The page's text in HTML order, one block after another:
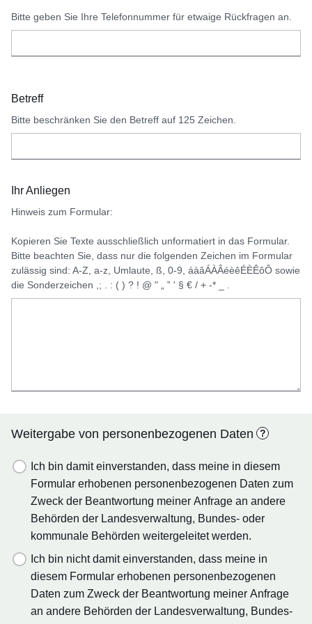
Bitte geben Sie Ihre Telefonnummer für etwaige Rückfragen an.
Betreff
Bitte beschränken Sie den Betreff auf 125 Zeichen.
Ihr Anliegen
Hinweis zum Formular:
Kopieren Sie Texte ausschließlich unformatiert in das Formular.
Bitte beachten Sie, dass nur die folgenden Zeichen im Formular
zulässig sind: A-Z, a-z, Umlaute, ß, 0-9, áàâÁÀÂéèêÉÈÊôÔ sowie
die Sonderzeichen ,; . : ( ) ? ! @ " „ ‟ ' § € / + -* _ .
Weitergabe von personenbezogenen Daten ?
Ich bin damit einverstanden, dass meine in diesem
Formular erhobenen personenbezogenen Daten zum
Zweck der Beantwortung meiner Anfrage an andere
Behörden der Landesverwaltung, Bundes- oder
kommunale Behörden weitergeleitet werden.
Ich bin nicht damit einverstanden, dass meine in
diesem Formular erhobenen personenbezogenen
Daten zum Zweck der Beantwortung meiner Anfrage
an andere Behörden der Landesverwaltung, Bundes-